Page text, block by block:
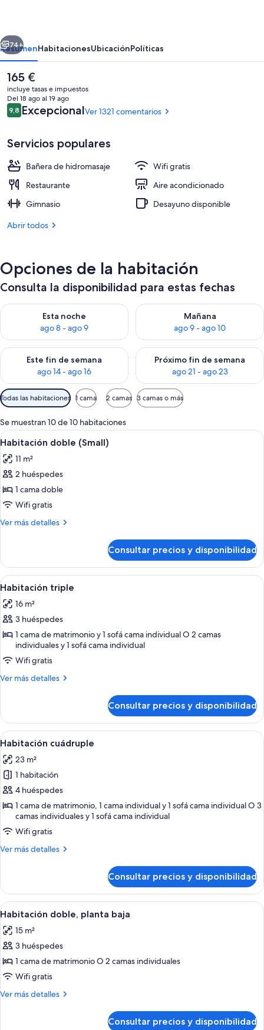
Exterior
Siguiente
74+
ResumenHabitacionesUbicaciónPolíticas
El
precio
actual
es
de
165 €
incluye tasas e impuestos
Del 18 ago al 19 ago
Comentarios
9,89,8 de 10
ExcepcionalVer 1321 comentarios
Servicios populares
Bañera de hidromasaje
Wifi gratis
Restaurante
Aire acondicionado
Gimnasio
Desayuno disponible
Abrir todos
Opciones de la habitación
Consulta la disponibilidad para estas fechas
Esta noche
ago 8 - ago 9
Consulta la disponibilidad para esta noche, ago 8 - ago 9
Mañana
ago 9 - ago 10
Consulta la disponibilidad
Este fin de semana
ago 14 - ago 16
Consulta la disponibilidad para este fin de semana, ago 14 -
Próximo fin de semana
ago 21 - ago 23
Consulta la disponibilidad
Filtros
disponibles
para
las
habitaciones
Todas las habitaciones 1 cama 2 camas 3 camas o más
Se muestran 10 de 10 habitaciones
Abrir
todas
las
fotos
de
Habitación
doble
Una habitación de hotel con cama,
4
Habitación doble (Small)
11 m²
2 huéspedes
1 cama doble
Wifi gratis
Ver más detalles
Más
doble
(Small)
Consultar precios y disponibilidad
Abrir
todas
las
fotos
de
Habitación
triple
Habitación de hotel con una cama
4
Habitación triple
16 m²
3 huéspedes
1 cama de matrimonio y 1 sofá cama individual O 2 camas
individuales y 1 sofá cama individual
Wifi gratis
Ver más detalles
Más
triple
Consultar precios y disponibilidad
Abrir
todas
las
fotos
de
Habitación
cuádruple
Una habitación de hotel con tres
5
Habitación cuádruple
23 m²
1 habitación
4 huéspedes
1 cama de matrimonio, 1 cama individual y 1 sofá cama individual O 3
camas individuales y 1 sofá cama individual
Wifi gratis
Ver más detalles
Más
cuádruple
Consultar precios y disponibilidad
Abrir
todas
las
fotos
de
Habitación
doble,
Habitación de hotel con cama,
4
Habitación doble, planta baja
15 m²
3 huéspedes
1 cama de matrimonio O 2 camas individuales
Wifi gratis
Ver más detalles
Más
Consultar precios y disponibilidad